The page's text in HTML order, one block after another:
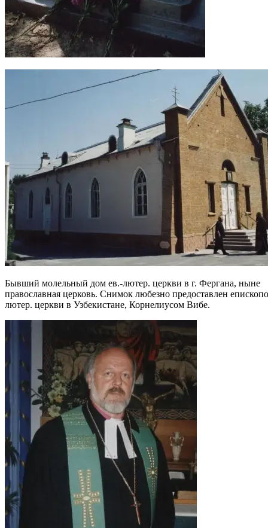
Бывший молельный дом ев.-лютер. церкви в г. Фергана, ныне
православная церковь. Снимок любезно предоставлен
лютер. церкви в Узбекистане, Корнелиусом Вибе.